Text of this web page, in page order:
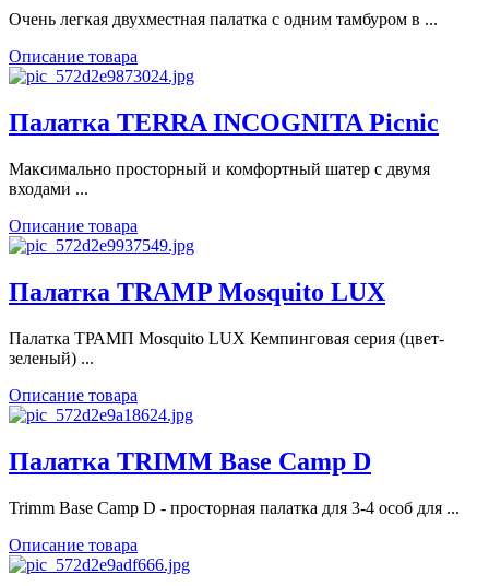
Очень легкая двухместная палатка с одним тамбуром в ...
Описание товара
Палатка TERRA INCOGNITA Picnic
Максимально просторный и комфортный шатер с двумя
входами ...
Описание товара
Палатка TRAMP Mosquito LUX
Палатка ТРАМП Mosquito LUX Кемпинговая серия (цвет-
зеленый) ...
Описание товара
Палатка TRIMM Base Camp D
Trimm Base Camp D - просторная палатка для 3-4 особ для ...
Описание товара